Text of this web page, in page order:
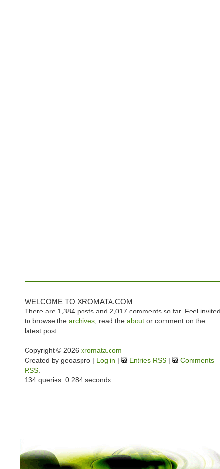
WELCOME TO XROMATA.COM
There are 1,384 posts and 2,017 comments so far. Feel invited
to browse the archives , read the about or comment on the
latest post.
Copyright © 2026 xromata.com
Created by geoaspro | Log in | Entries RSS |
Comments
RSS
134 queries. 0.284 seconds.